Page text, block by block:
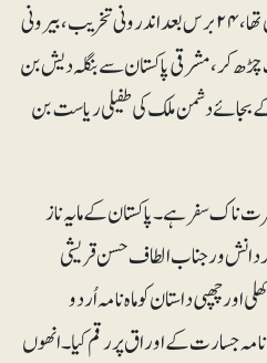
یوں، وہ مرکز جو قیام پاکستان کا عنوان تھا، ۲۴ برس بعد اندرونی تخریب، بیرونی
چڑھ کر، مشرقی پاکستان سے بنگلہ دیش بن
بجائے دشمن ملک کی طفیلی ریاست بن
ناک سفر ہے۔ پاکستان کے مایہ ناز
دانش ور جناب الطاف حسن قریشی
کھلی اور چھپی داستان کو ماہ نامہ اُردو
جسارت کے اوراق پر رقم کیا۔انھوں